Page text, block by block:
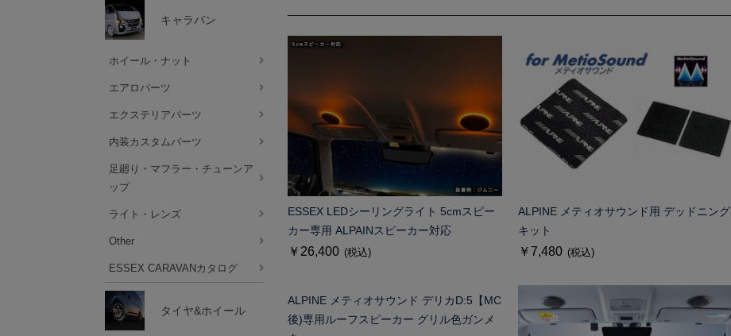
ESSEX LEDシーリングライト 5cmスピー
カー専用 ALPAINスピーカー対応
￥26,400 (税込)
ALPINE メティオサウンド用 デッドニング
キット
￥7,480 (税込)
ALPINE メティオサウンド デリカD:5【MC
後)専用ルーフスピーカー グリル色ガンメ
キャラバン
ホイール・ナット
エアロパーツ
エクステリアパーツ
内装カスタムパーツ
足廻り・マフラー・チューンア
ップ
ライト・レンズ
Other
ESSEX CARAVANカタログ
タイヤ&ホイール